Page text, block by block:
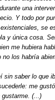
una
Y todo por
se
y única cosa.
me hubiera
los habría
sin saber lo que
me
gustarme. (...)